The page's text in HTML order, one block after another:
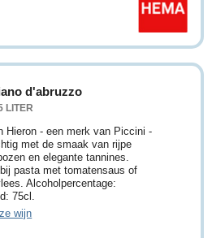
d'abruzzo
LITER
Hieron - een merk van Piccini -
met de smaak van rijpe
en elegante tannines.
pasta met tomatensaus of
Alcoholpercentage:
75cl.
wijn